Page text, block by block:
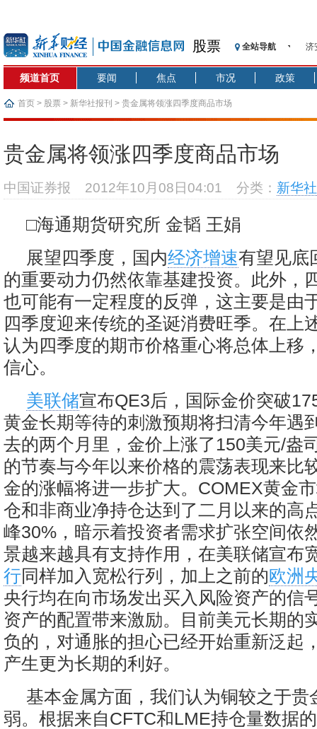
股票 全站导航
济
【
济
基
频道首页 要闻 焦点 市况 政策
首页 > 股票 > 新华社报刊 > 贵金属将领涨四季度商品市场
贵金属将领涨四季度商品市场
中国证券报 2012年10月08日04:01 分类： 新华
□海通期货研究所 金韬 王娟
展望四季度，国内经济增速有望见底
的重要动力仍然依靠基建投资。此外，
也可能有一定程度的反弹，这主要是由
四季度迎来传统的圣诞消费旺季。在上
认为四季度的期市价格重心将总体上移
信心。
美联储宣布QE3后，国际金价突破
黄金长期等待的刺激预期将扫清今年遇
去的两个月里，金价上涨了150美元/盎
的节奏与今年以来价格的震荡表现来比
金的涨幅将进一步扩大。COMEX黄金
仓和非商业净持仓达到了二月以来的高
峰30%，暗示着投资者需求扩张空间依
景越来越具有支持作用，在美联储宣布
行同样加入宽松行列，加上之前的欧洲
央行均在向市场发出买入风险资产的信
资产的配置带来激励。目前美元长期的
负的，对通胀的担心已经开始重新泛起
产生更为长期的利好。
基本金属方面，我们认为铜较之于贵
弱。根据来自CFTC和LME持仓量数据